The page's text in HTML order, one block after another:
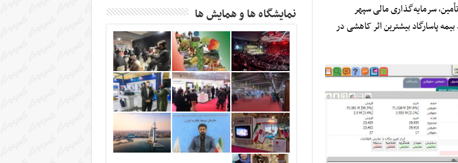
سرمایه‌گذاری مالی سپهر
پاسارگاد بیشترین اثر کاهشی در
نمایشگاه ها و همایش ها